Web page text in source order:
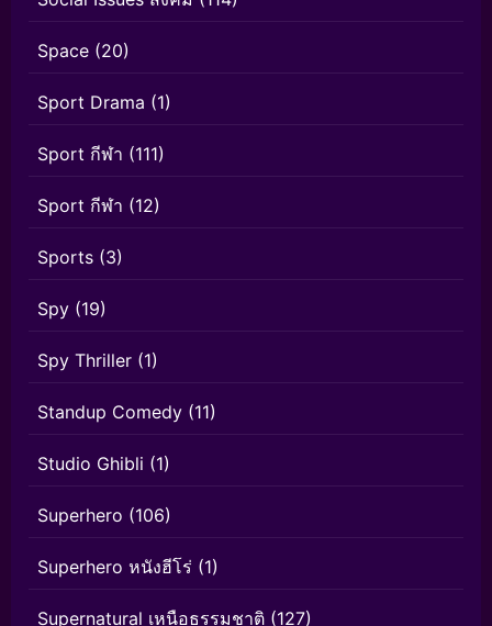
Space (20)
Sport Drama (1)
Sport กีฬา (111)
Sport กีฬา (12)
Sports (3)
Spy (19)
Spy Thriller (1)
Standup Comedy (11)
Studio Ghibli (1)
Superhero (106)
Superhero หนังฮีโร่ (1)
Supernatural เหนือธรรมชาติ (127)